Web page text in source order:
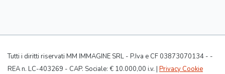
Tutti i diritti riservati MM IMMAGINE SRL - P.Iva e CF 03873070134 - -
REA n. LC-403269 - CAP. Sociale: € 10.000,00 i.v. | Privacy Cookie